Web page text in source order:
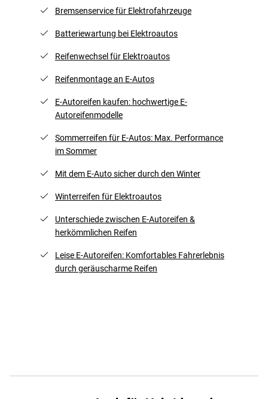
Bremsenservice für Elektrofahrzeuge
Batteriewartung bei Elektroautos
Reifenwechsel für Elektroautos
Reifenmontage an E-Autos
E-Autoreifen kaufen: hochwertige E-
Autoreifenmodelle
Sommerreifen für E-Autos: Max. Performance
im Sommer
Mit dem E-Auto sicher durch den Winter
Winterreifen für Elektroautos
Unterschiede zwischen E-Autoreifen &
herkömmlichen Reifen
Leise E-Autoreifen: Komfortables Fahrerlebnis
durch geräuscharme Reifen